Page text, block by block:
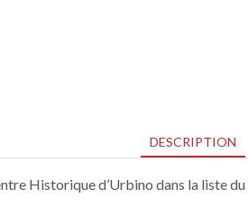
DESCRIPTION
Historique d’Urbino dans la liste